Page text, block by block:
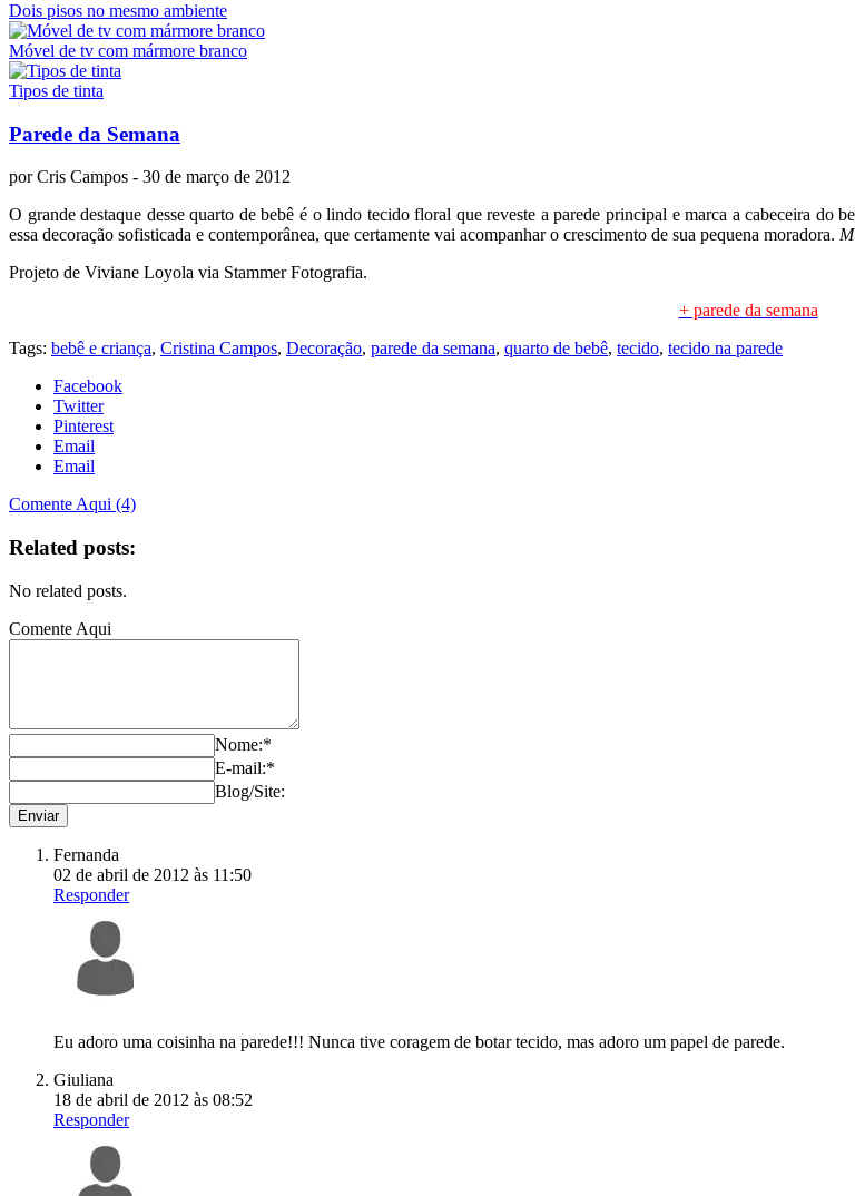
Dois pisos no mesmo ambiente
Móvel de tv com mármore branco
Tipos de tinta
Parede da Semana
porCris Campos - 30 de março de 2012
O grande destaque desse quarto de bebê é o lindo tecido floral que reveste a parede principal e marca a cabeceira
essa decoração sofisticada e contemporânea, que certamente vai acompanhar o crescimento de sua pequena moradora.
Projeto de Viviane Loyola via Stammer Fotografia.
+ parede da semana
Tags: bebê e criança, Cristina Campos, Decoração, parede da semana, quarto de bebê, tecido, tecido na parede
Facebook
Twitter
Pinterest
Email
Email
Comente Aqui (4)
Related posts:
No related posts.
Comente Aqui
Nome:*
E-mail:*
Blog/Site:
Fernanda
02 de abril de 2012 às 11:50
Responder
Eu adoro uma coisinha na parede!!! Nunca tive coragem de botar tecido, mas adoro um papel de parede.
Giuliana
18 de abril de 2012 às 08:52
Responder